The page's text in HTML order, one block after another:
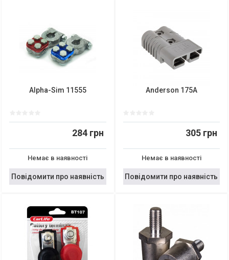
Alpha-Sim 11555
284 грн
Немає в наявності
Повідомити про наявність
Anderson 175A
305 грн
Немає в наявності
Повідомити про наявність